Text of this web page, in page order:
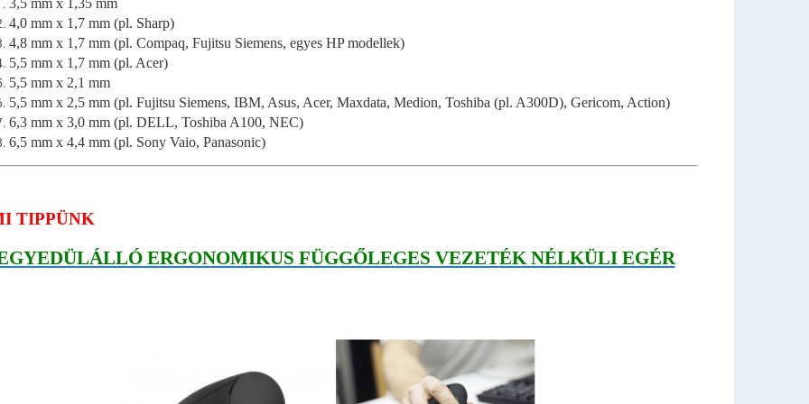
4,0 mm x 1,7 mm (pl. Sharp)
4,8 mm x 1,7 mm (pl. Compaq, Fujitsu Siemens, egyes HP modellek)
5,5 mm x 1,7 mm (pl. Acer)
5,5 mm x 2,1 mm
5,5 mm x 2,5 mm (pl. Fujitsu Siemens, IBM, Asus, Acer, Maxdata, Medion, Toshiba (pl. A300D), Gericom, Action)
6,3 mm x 3,0 mm (pl. DELL, Toshiba A100, NEC)
6,5 mm x 4,4 mm (pl. Sony Vaio, Panasonic)
TIPPÜNK
ERGONOMIKUS FÜGGŐLEGES VEZETÉK NÉLKÜLI EGÉR